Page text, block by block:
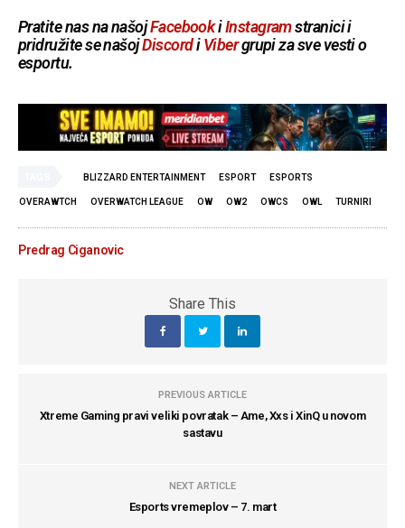
Pratite nas na našojFacebookiInstagramstranici i
pridružite se našojDiscordiVibergrupi za sve vesti o
esportu.
BLIZZARD ENTERTAINMENT ESPORT ESPORTS
OVERAWTCH OVERWATCH LEAGUE OW OW2 OWCS OWL TURNIRI
Predrag Ciganovic
Share This
PREVIOUS ARTICLE
Xtreme Gaming pravi veliki povratak – Ame, Xxs i XinQ u novom
sastavu
NEXT ARTICLE
Esports vremeplov – 7. mart